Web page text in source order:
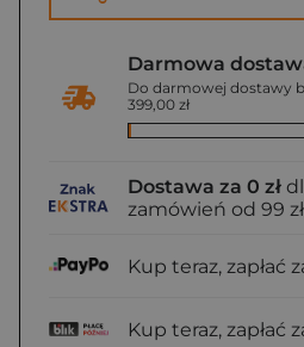
Darmowa
Do darmowej dostawy
399,00 zł
Dostawa za 0 zł
zamówień od 99 zł
Kup teraz, zapłać
Kup teraz, zapłać